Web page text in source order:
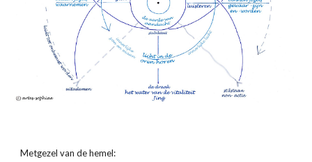
Metgezel van de hemel: